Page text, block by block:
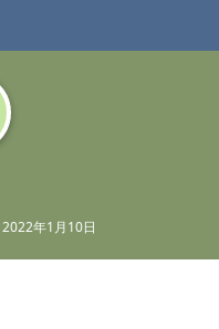
2022年1月10日